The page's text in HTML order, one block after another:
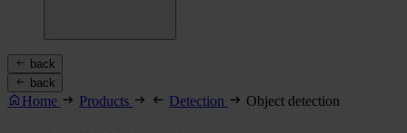
back
back
Home Products Detection Object detection